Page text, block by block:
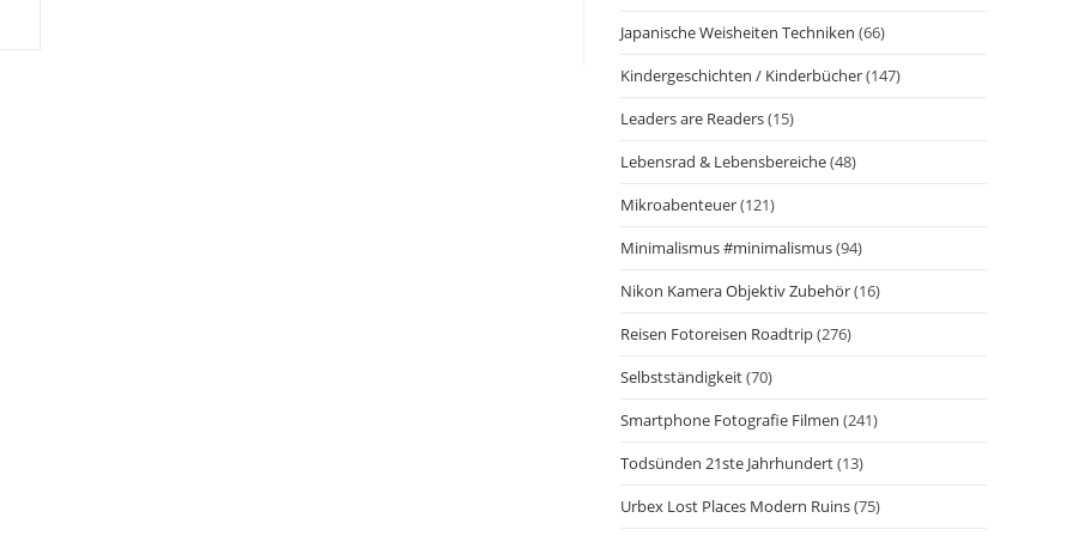
Japanische Weisheiten Techniken (66)
Kindergeschichten / Kinderbücher(147)
Leaders are Readers(15)
Lebensrad & Lebensbereiche(48)
Mikroabenteuer(121)
Minimalismus #minimalismus(94)
Nikon Kamera Objektiv Zubehör(16)
Reisen Fotoreisen Roadtrip(276)
Selbstständigkeit(70)
Smartphone Fotografie Filmen (241)
Todsünden 21ste Jahrhundert(13)
Urbex Lost Places Modern Ruins(75)